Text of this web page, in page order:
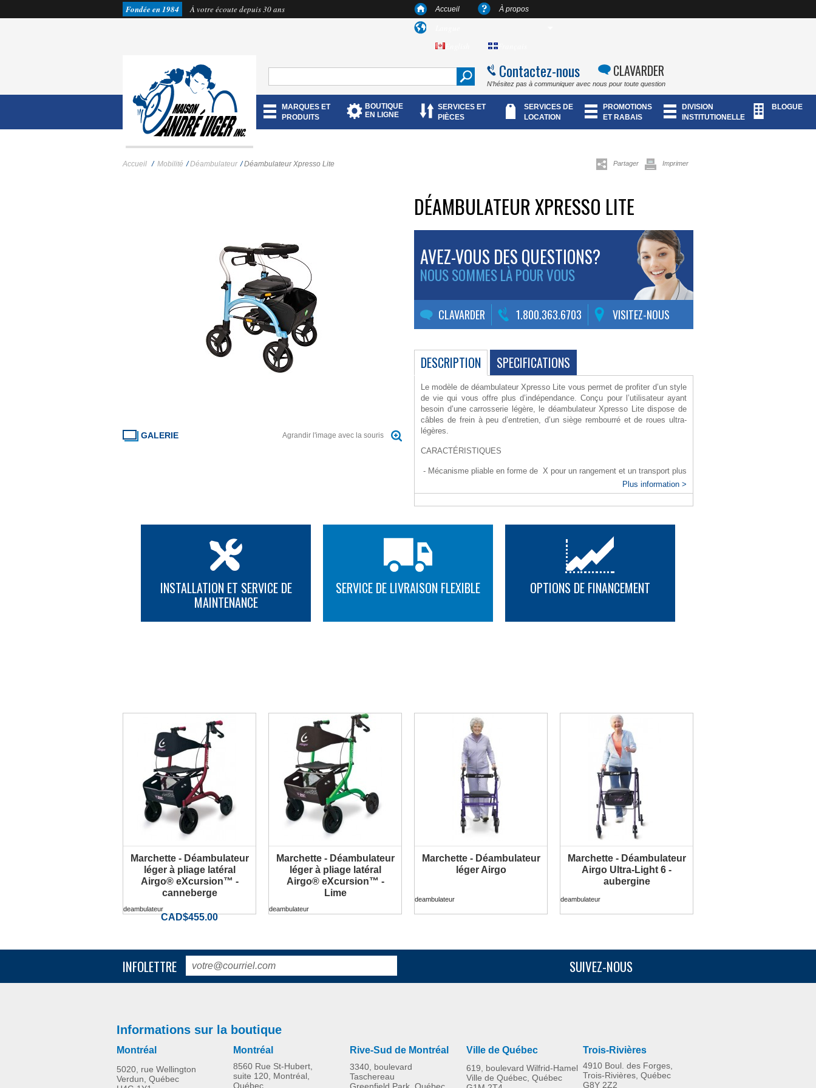
Fondée en 1984 À votre écoute depuis 30 ans Accueil À propos
Contactez-nous CLAVARDER
N’hésitez pas à communiquer avec nous pour toute question
MARQUES ET
PRODUITS
BOUTIQUE
EN LIGNE
SERVICES ET
PIÈCES
SERVICES DE
LOCATION
PROMOTIONS
ET RABAIS
DIVISION
INSTITUTIONELLE
BLOGUE
Accueil / Mobilité / Déambulateur / Déambulateur Xpresso Lite Partager Imprimer
GALERIE Agrandir l'image avec la souris
DÉAMBULATEUR XPRESSO LITE
AVEZ-VOUS DES QUESTIONS?
NOUS SOMMES LÀ POUR VOUS
CLAVARDER 1.800.363.6703 VISITEZ-NOUS
DESCRIPTION SPECIFICATIONS
Le modèle de déambulateur Xpresso Lite vous permet de profiter d’un style
de vie qui vous offre plus d’indépendance. Conçu pour l’utilisateur ayant
besoin d’une carrosserie légère, le déambulateur Xpresso Lite dispose de
câbles de frein à peu d’entretien, d’un siège rembourré et de roues ultra-
légères.
CARACTÉRISTIQUES
- Mécanisme pliable en forme de X pour un rangement et un transport plus
- Poignées ergonomiques très confortable
- Disponible en 5 couleurs : Rouge, bleu clair, noir, cappuccino et argent
Plus information >
INSTALLATION ET SERVICE DE
MAINTENANCE
SERVICE DE LIVRAISON FLEXIBLE OPTIONS DE FINANCEMENT
Marchette - Déambulateur
léger à pliage latéral
Airgo® eXcursion™ -
canneberge
PLUS D'INFORMATION
deambulateur
CAD$455.00
Marchette - Déambulateur
léger à pliage latéral
Airgo® eXcursion™ -
Lime
PLUS D'INFORMATION
deambulateur
Marchette - Déambulateur
léger Airgo
PLUS D'INFORMATION
deambulateur
Marchette - Déambulateur
Airgo Ultra-Light 6 -
aubergine
PLUS D'INFORMATION
deambulateur
PLUS D'INFORMATION PLUS D'INFORMATION PLUS D'INFORMATION PLUS D'INFORMATION
INFOLETTRE SUIVEZ-NOUS
Informations sur la boutique
Montréal
5020, rue Wellington
Verdun, Québec
Montréal
8560 Rue St-Hubert,
suite 120, Montréal,
Québec
Rive-Sud de Montréal
3340, boulevard
Taschereau
Greenfield Park, Québec
Ville de Québec
619, boulevard Wilfrid-Hamel
Ville de Québec, Québec
Trois-Rivières
4910 Boul. des Forges,
Trois-Rivières, Québec
G8Y 2Z2